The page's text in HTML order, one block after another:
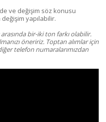
ve değişim söz konusu
yapılabilir.
bir-iki ton farkı olabilir.
öneririz. Toptan alımlar için
telefon numaralarımızdan